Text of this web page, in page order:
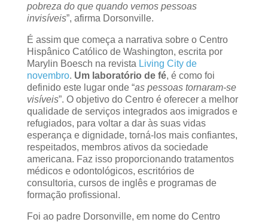
pobreza do que quando vemos pessoas
invisíveis”, afirma Dorsonville.
É assim que começa a narrativa sobre o Centro
Hispânico Católico de Washington, escrita por
Marylin Boesch na revista Living City de
novembro. Um laboratório de fé, é como foi
definido este lugar onde “as pessoas tornaram-se
visíveis”. O objetivo do Centro é oferecer a melhor
qualidade de serviços integrados aos imigrados e
refugiados, para voltar a dar às suas vidas
esperança e dignidade, torná-los mais confiantes,
respeitados, membros ativos da sociedade
americana. Faz isso proporcionando tratamentos
médicos e odontológicos, escritórios de
consultoria, cursos de inglês e programas de
formação profissional.
Foi ao padre Dorsonville, em nome do Centro